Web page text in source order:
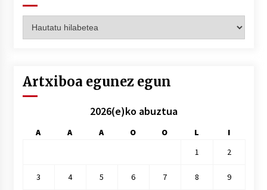
hilez
Artxiboa egunez egun
2026(e)ko abuztua
A A A O O L
I
1
2
3 4 5 6 7 8 9